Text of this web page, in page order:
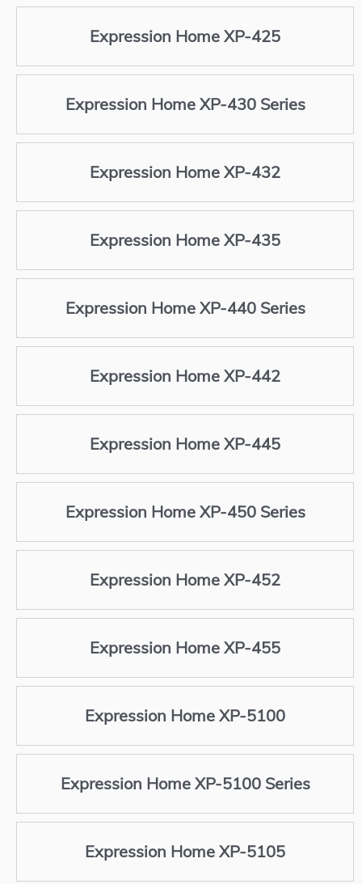
Expression Home XP-425
Expression Home XP-430 Series
Expression Home XP-432
Expression Home XP-435
Expression Home XP-440 Series
Expression Home XP-442
Expression Home XP-445
Expression Home XP-450 Series
Expression Home XP-452
Expression Home XP-455
Expression Home XP-5100
Expression Home XP-5100 Series
Expression Home XP-5105